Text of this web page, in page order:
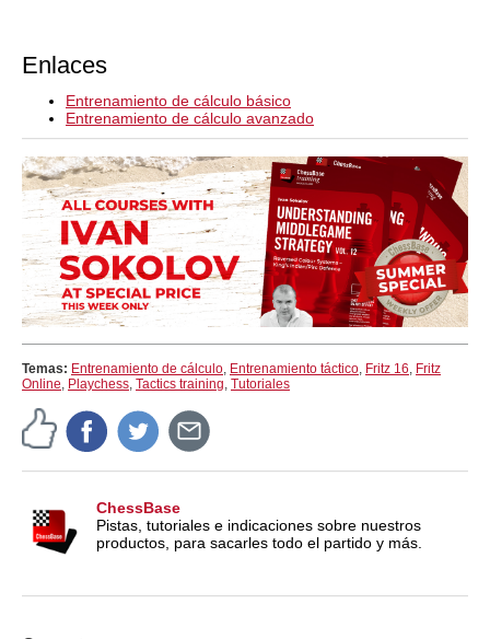
Enlaces
Entrenamiento de cálculo básico
Entrenamiento de cálculo avanzado
Temas: Entrenamiento de cálculo, Entrenamiento táctico, Fritz 16, Fritz
Online, Playchess, Tactics training, Tutoriales
ChessBase
Pistas, tutoriales e indicaciones sobre nuestros
productos, para sacarles todo el partido y más.